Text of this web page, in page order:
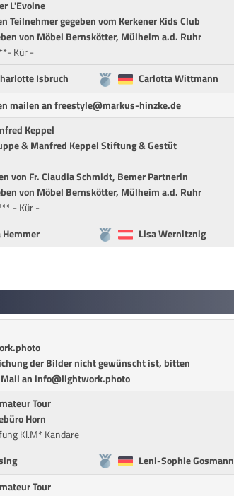
L'Evoine
Teilnehmer gegeben vom Kerkener Kids Club
von Möbel Bernskötter, Mülheim a.d. Ruhr
Kür -
Isbruch Carlotta Wittmann
mailen an freestyle@markus-hinzke.de
Keppel
& Manfred Keppel Stiftung & Gestüt
von Fr. Claudia Schmidt, Bemer Partnerin
von Möbel Bernskötter, Mülheim a.d. Ruhr
- Kür -
Lisa Wernitznig
der Bilder nicht gewünscht ist, bitten
an info@lightwork.photo
Tour
Horn
Kl.M* Kandare
Leni-Sophie Gosmann
Tour